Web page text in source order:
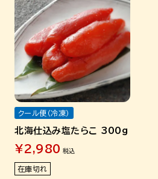
北海仕込み塩たらこ 300g
クール便（冷凍）
¥ 2,980 税込
在庫切れ